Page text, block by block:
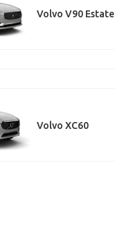
Volvo V90 Estate
Volvo XC60